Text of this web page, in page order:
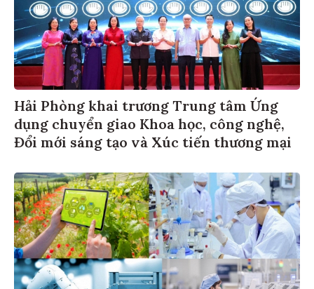
Hải Phòng khai trương Trung tâm Ứng
dụng chuyển giao Khoa học, công nghệ,
Đổi mới sáng tạo và Xúc tiến thương mại